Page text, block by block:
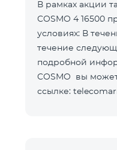
В рамках акции
COSMO 4 16500
условиях: В течение первых 6 месяцев — скидка 50% В
течение
подробной
COSMO вы
ссылке: